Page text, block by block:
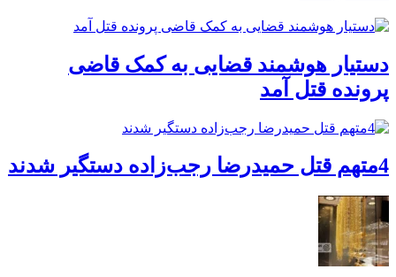
دستیار هوشمند قضایی به کمک قاضی
پرونده قتل آمد
4متهم قتل حمیدرضا رجب‌زاده دستگیر شدند